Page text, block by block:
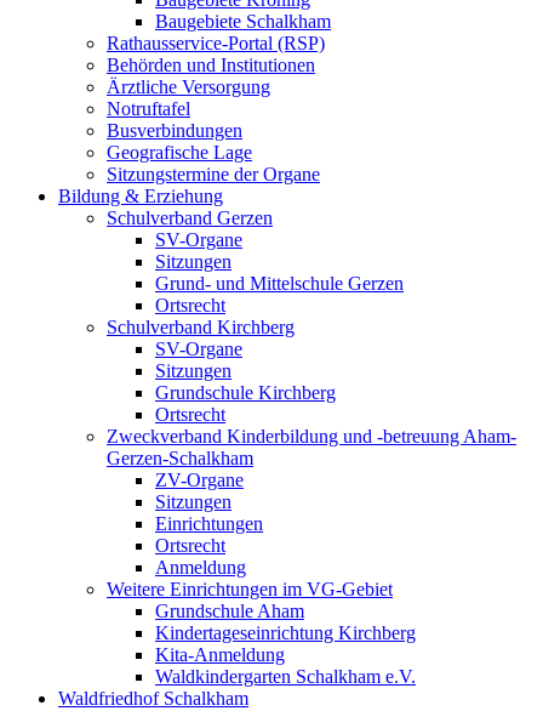
Baugebiete Schalkham
Rathausservice-Portal (RSP)
Behörden und Institutionen
Ärztliche Versorgung
Notruftafel
Busverbindungen
Geografische Lage
Sitzungstermine der Organe
Bildung & Erziehung
Schulverband Gerzen
SV-Organe
Sitzungen
Grund- und Mittelschule Gerzen
Ortsrecht
Schulverband Kirchberg
SV-Organe
Sitzungen
Grundschule Kirchberg
Ortsrecht
Zweckverband Kinderbildung und -betreuung Aham-
Gerzen-Schalkham
ZV-Organe
Sitzungen
Einrichtungen
Ortsrecht
Anmeldung
Weitere Einrichtungen im VG-Gebiet
Grundschule Aham
Kindertageseinrichtung Kirchberg
Kita-Anmeldung
Waldkindergarten Schalkham e.V.
Waldfriedhof Schalkham